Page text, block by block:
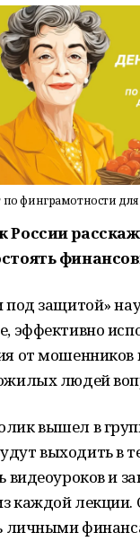
по финграмотности
России
защитой»
эффективно
от
людей
вышел в
выходить в
видеоуроков и
каждой
личными